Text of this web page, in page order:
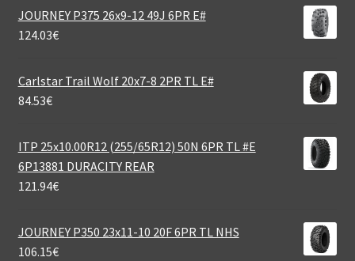
JOURNEY P375 26x9-12 49J 6PR E#
124.03€
Carlstar Trail Wolf 20x7-8 2PR TL E#
84.53€
ITP 25x10.00R12 (255/65R12) 50N 6PR TL #E
6P13881 DURACITY REAR
121.94€
JOURNEY P350 23x11-10 20F 6PR TL NHS
106.15€